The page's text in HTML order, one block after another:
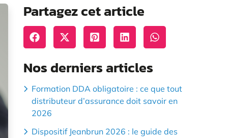
Partagez cet article
Nos derniers articles
Formation DDA obligatoire : ce que tout
distributeur d’assurance doit savoir en
2026
Dispositif Jeanbrun 2026 : le guide des